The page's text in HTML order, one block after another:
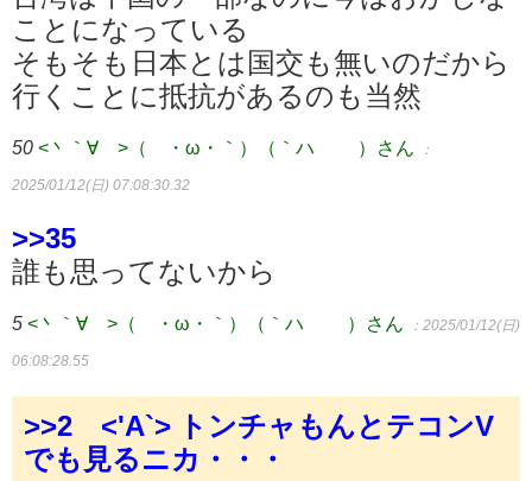
ことになっている
そもそも日本とは国交も無いのだから
行くことに抵抗があるのも当然
50 <丶｀∀´>（´・ω・｀）（｀ハ´ ）さん ：
2025/01/12(日) 07:08:30.32
>>35
誰も思ってないから
5 <丶｀∀´>（´・ω・｀）（｀ハ´ ）さん ：2025/01/12(日)
06:08:28.55
>>2 <'A`> トンチャもんとテコンV
でも見るニカ・・・